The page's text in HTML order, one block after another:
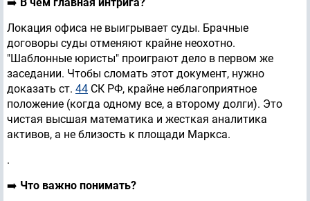
Локация офиса не выигрывает суды. Брачные
договоры суды отменяют крайне неохотно.
"Шаблонные юристы" проиграют дело в первом же
заседании. Чтобы сломать этот документ, нужно
доказать ст. 44 СК РФ, крайне неблагоприятное
положение (когда одному все, а второму долги). Это
чистая высшая математика и жесткая аналитика
активов, а не близость к площади Маркса.
.
➡️ Что важно понимать?